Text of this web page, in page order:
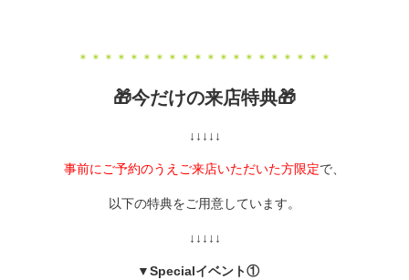
＊＊＊＊＊＊＊＊＊＊＊＊＊＊＊＊＊＊＊＊
🎁今だけの来店特典🎁
↓↓↓↓↓
事前にご予約のうえご来店いただいた方限定で、
以下の特典をご用意しています。
↓↓↓↓↓
▼Specialイベント①